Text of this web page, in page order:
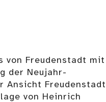
von Freudenstadt mit
der Neujahr-
Ansicht Freudenstadt
von Heinrich